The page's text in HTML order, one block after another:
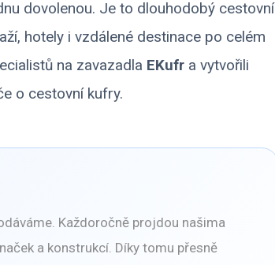
dovolenou. Je to dlouhodobý cestovní
hotely i vzdálené destinace po celém
na zavazadla EKufra vytvořili
o cestovní kufry.
Každoročně projdou našima
a konstrukcí. Díky tomu přesně